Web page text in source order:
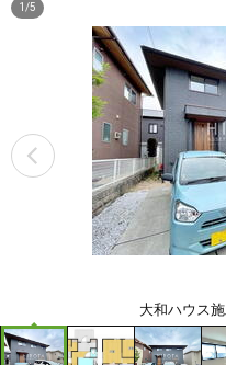
大和ハウス
1 /5